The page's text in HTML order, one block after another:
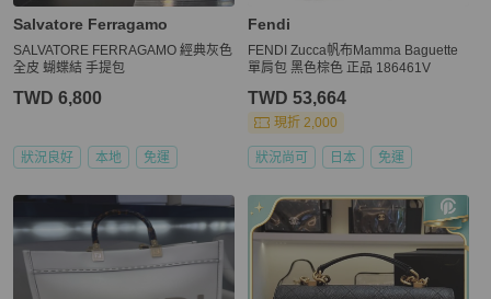
Salvatore Ferragamo
SALVATORE FERRAGAMO 經典灰色
全皮 蝴蝶結 手提包
TWD 6,800
狀況良好 本地 免運
Fendi
FENDI Zucca帆布Mamma Baguette
單肩包 黑色棕色 正品 186461V
TWD 53,664
現折 2,000
狀況尚可 日本 免運